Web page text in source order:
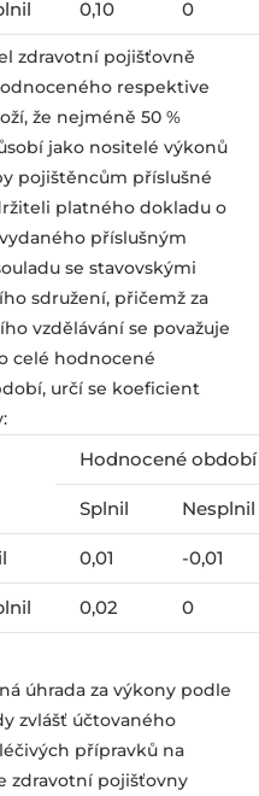
0,10 0
zdravotní pojišťovně
respektive
že nejméně 50 %
jako nositelé výkonů
pojištěncům příslušné
platného dokladu o
příslušným
se stavovskými
sdružení, přičemž za
vzdělávání se považuje
celé hodnocené
určí se koeficient
Hodnocené období
Splnil Nesplnil
0,01 -0,01
0,02 0
úhrada za výkony podle
zvlášť účtovaného
přípravků na
zdravotní pojišťovny